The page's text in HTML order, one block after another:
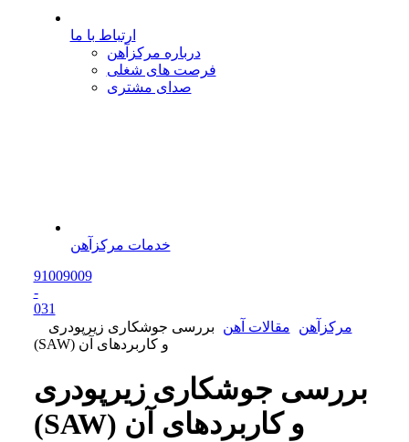
ارتباط با ما
درباره مرکزآهن
فرصت های شغلی
صدای مشتری
خدمات مرکزآهن
91009009
-
031
مرکزآهن
مقالات آهن
بررسی جوشکاری زیرپودری
(SAW) و کاربردهای آن
بررسی جوشکاری زیرپودری
(SAW) و کاربردهای آن